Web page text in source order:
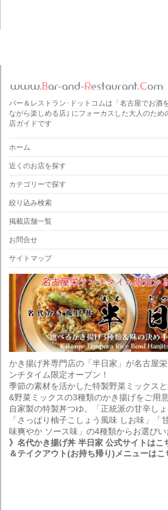
バー＆レストラン･ドットコムは「名古屋でお酒
ながら楽しめる店｣ にフォーカスした大人のため
店ガイドです
ホーム
近くのお店を探す
カテゴリーで探す
絞り込み検索
掲載店舗一覧
お問合せ
サイトマップ
かき揚げ丼専門店の「半日家」が名古屋
ンチタイム限定オープン！
季節の素材を活かした特製野菜ミックス
&野菜ミックスの3種類のかき揚げをご用
自家製の特製丼つゆ。「正統派の甘辛し
「さっぱり柚子こしょう風味 しお味」「
味爽やか ソース味」の4種類からお選びい
》名代かき揚げ丼 半日家 公式サイトはこ
＆テイクアウト(お持ち帰り)メニューはこ